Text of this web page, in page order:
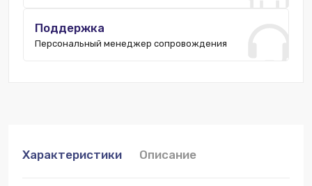
Поддержка
Персональный менеджер сопровождения
Характеристики Описание